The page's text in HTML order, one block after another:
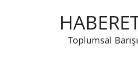
Toplumsal